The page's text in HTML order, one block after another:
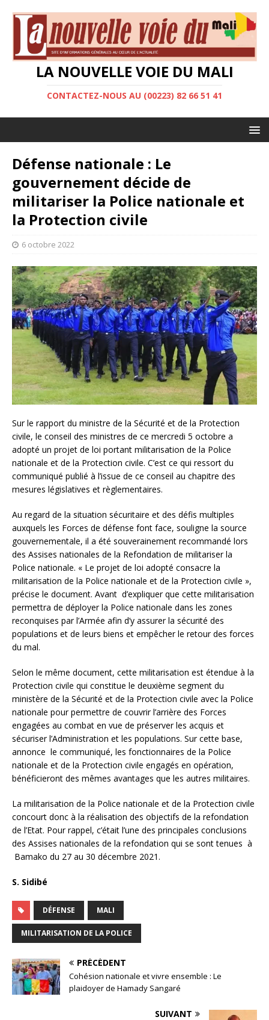
LA NOUVELLE VOIE DU MALI
CONTACTEZ-NOUS AU (00223) 82 66 51 41
Défense nationale : Le
gouvernement décide de
militariser la Police nationale et
la Protection civile
6 octobre 2022
Sur le rapport du ministre de la Sécurité et de la Protection
civile, le conseil des ministres de ce mercredi 5 octobre a
adopté un projet de loi portant militarisation de la Police
nationale et de la Protection civile. C’est ce qui ressort du
communiqué publié à l’issue de ce conseil au chapitre des
mesures législatives et règlementaires.
Au regard de la situation sécuritaire et des défis multiples
auxquels les Forces de défense font face, souligne la source
gouvernementale, il a été souverainement recommandé lors
des Assises nationales de la Refondation de militariser la
Police nationale. « Le projet de loi adopté consacre la
militarisation de la Police nationale et de la Protection civile »,
précise le document. Avant d’expliquer que cette militarisation
permettra de déployer la Police nationale dans les zones
reconquises par l’Armée afin d’y assurer la sécurité des
populations et de leurs biens et empêcher le retour des forces
du mal.
Selon le même document, cette militarisation est étendue à la
Protection civile qui constitue le deuxième segment du
ministère de la Sécurité et de la Protection civile avec la Police
nationale pour permettre de couvrir l’arrière des Forces
engagées au combat en vue de préserver les acquis et
sécuriser l’Administration et les populations. Sur cette base,
annonce le communiqué, les fonctionnaires de la Police
nationale et de la Protection civile engagés en opération,
bénéficieront des mêmes avantages que les autres militaires.
La militarisation de la Police nationale et de la Protection civile
concourt donc à la réalisation des objectifs de la refondation
de l’Etat. Pour rappel, c’était l’une des principales conclusions
des Assises nationales de la refondation qui se sont tenues à
Bamako du 27 au 30 décembre 2021.
S. Sidibé
DÉFENSE MALI
MILITARISATION DE LA POLICE
PRÉCÉDENT
Cohésion nationale et vivre ensemble : Le
plaidoyer de Hamady Sangaré
SUIVANT